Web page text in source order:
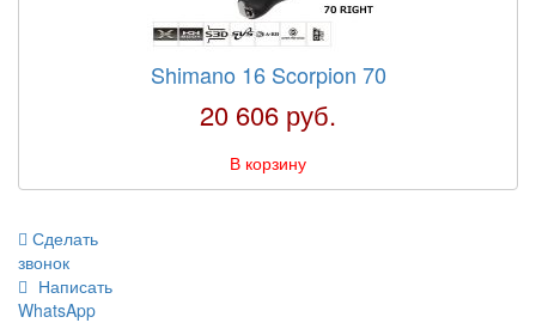
Shimano 16 Scorpion 70
20 606 руб.
В корзину
Сделать
звонок
Написать
WhatsApp